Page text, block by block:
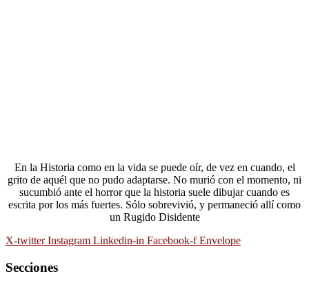
En la Historia como en la vida se puede oír, de vez en cuando, el
grito de aquél que no pudo adaptarse. No murió con el momento, ni
sucumbió ante el horror que la historia suele dibujar cuando es
escrita por los más fuertes. Sólo sobrevivió, y permaneció allí como
un Rugido Disidente
X-twitter Instagram Linkedin-in Facebook-f Envelope
Secciones